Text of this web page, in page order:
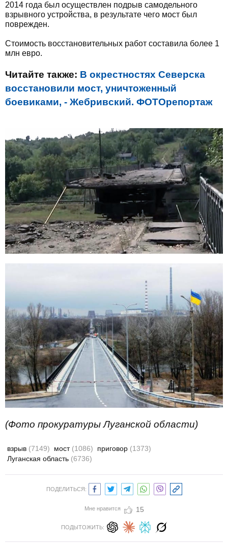
2014 года был осуществлен подрыв самодельного
взрывного устройства, в результате чего мост был
поврежден.
Стоимость восстановительных работ составила более 1
млн евро.
Читайте также: В окрестностях Северска
восстановили мост, уничтоженный
боевиками, - Жебривский. ФОТОрепортаж
(Фото прокуратуры Луганской области)
взрыв (7149) мост (1086) приговор (1373)
Луганская область (6736)
ПОДЕЛИТЬСЯ:
Мне нравится 15
ПОДЫТОЖИТЬ: